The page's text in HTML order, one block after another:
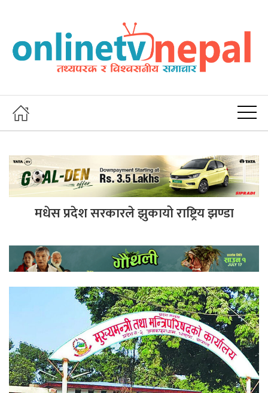
मधेस प्रदेश सरकारले झुकायो राष्ट्रिय झण्डा